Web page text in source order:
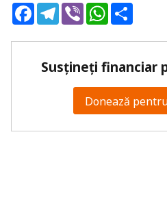
FacebookTelegram
ViberWhatsApp
Susțineți financiar
Donează